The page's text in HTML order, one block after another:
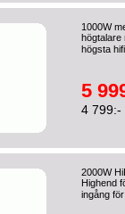
1000W
högtalare
högsta
5
4 799:-
2000W
Highend
ingång